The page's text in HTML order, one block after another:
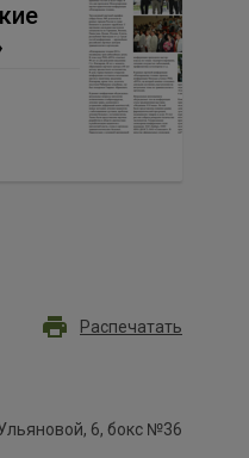
Распечатать
6, бокс №36